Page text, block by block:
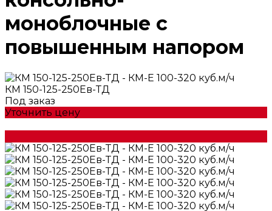
моноблочные с
повышенным напором
КМ 150-125-250Ев-ТД
Под заказ
Уточнить цену